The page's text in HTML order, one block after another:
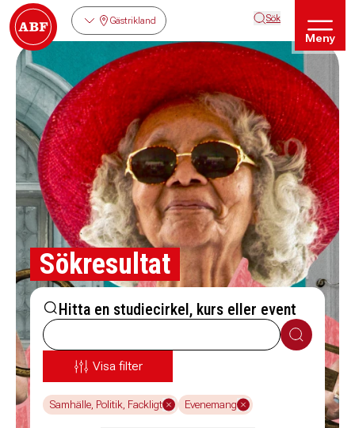
Gästrikland Sök
Meny
Sökresultat
Hitta en studiecirkel, kurs eller event
Sök
Visa filter
Samhälle, Politik, Fackligt Evenemang